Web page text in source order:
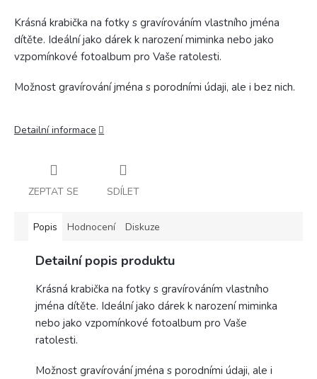
Krásná krabička na fotky s gravírováním vlastního jména
dítěte. Ideální jako dárek k narození miminka nebo jako
vzpomínkové fotoalbum pro Vaše ratolesti.
Možnost gravírování jména s porodními údaji, ale i bez nich.
Detailní informace
ZEPTAT SE SDÍLET
Popis Hodnocení Diskuze
Detailní popis produktu
Krásná krabička na fotky s gravírováním vlastního
jména dítěte. Ideální jako dárek k narození miminka
nebo jako vzpomínkové fotoalbum pro Vaše
ratolesti.
Možnost gravírování jména s porodními údaji, ale i